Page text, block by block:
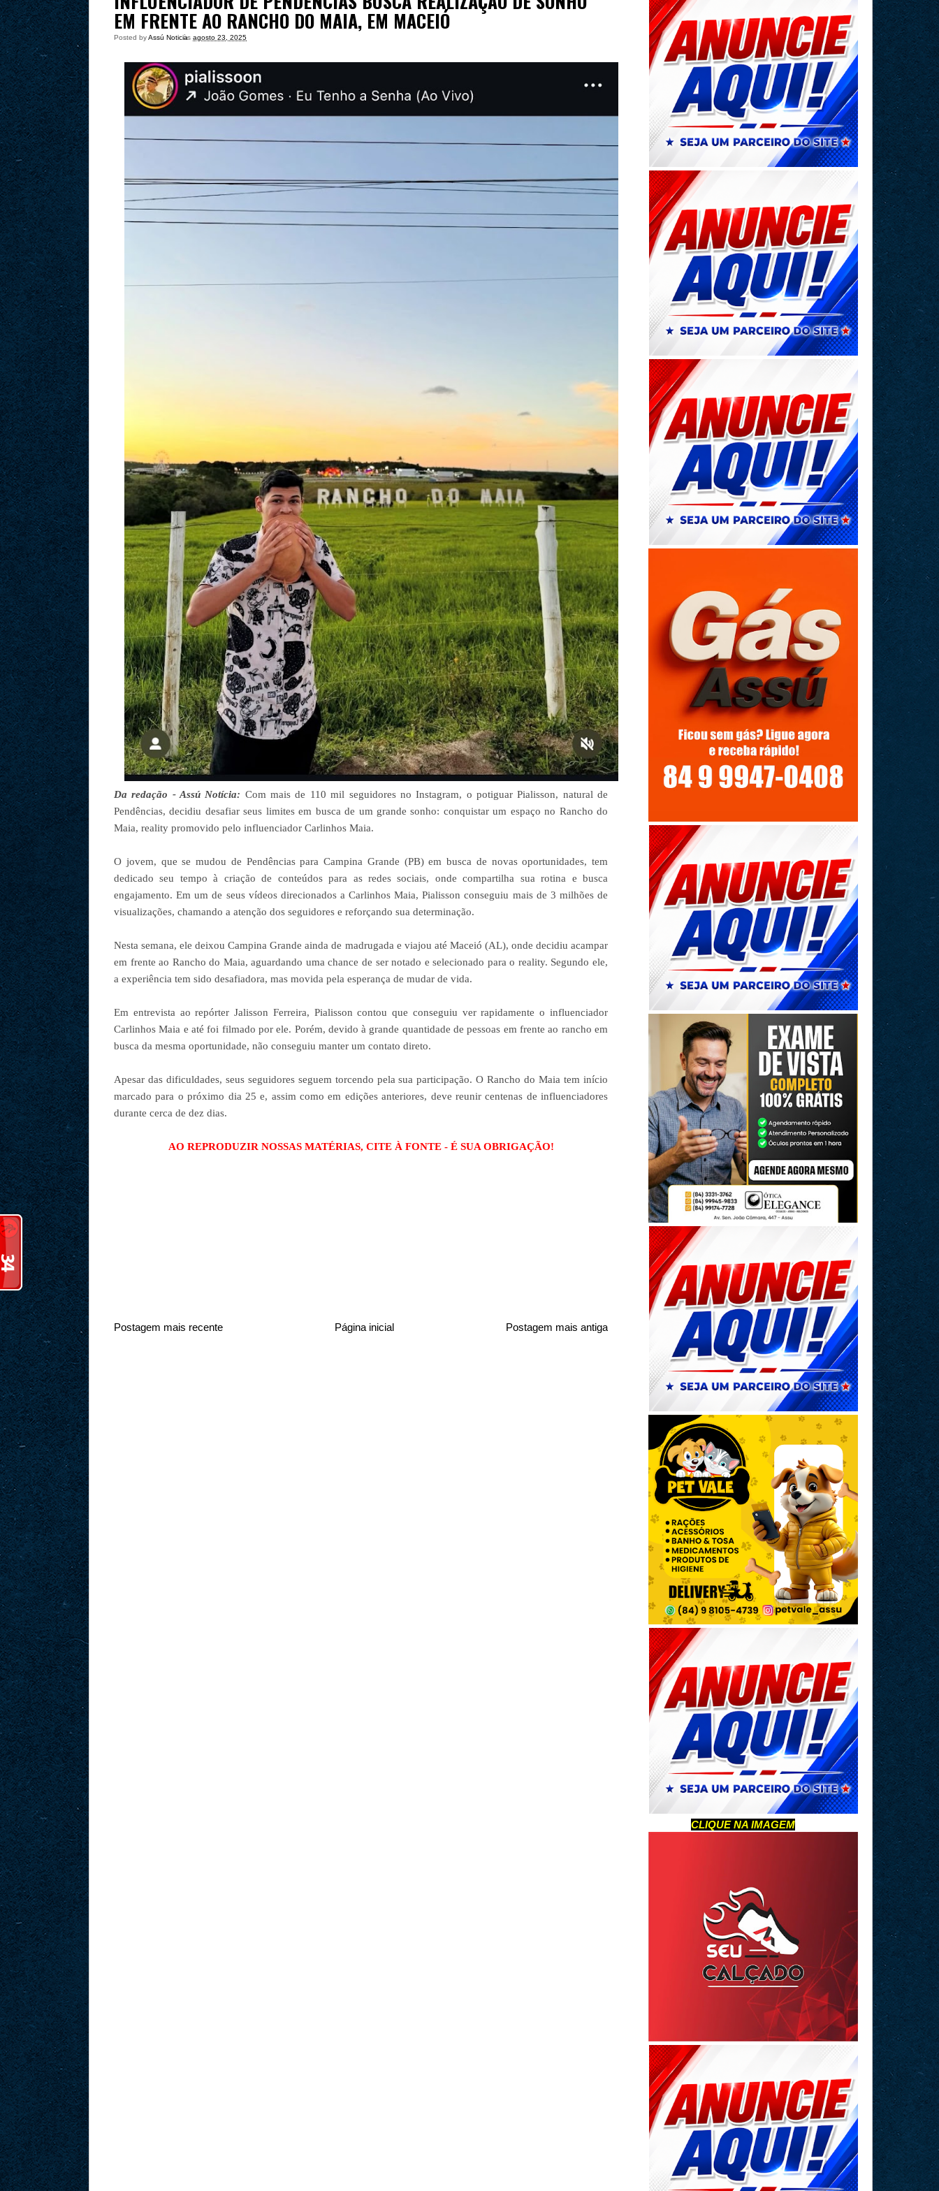
EM FRENTE AO RANCHO DO MAIA, EM MACEIÓ
Posted byAssú Noticia
às agosto 23, 2025
Da redação - Assú Notícia: Com mais de 110 mil seguidores no Instagram, o potiguar Pialisson, natural de
Pendências, decidiu desafiar seus limites em busca de um grande sonho: conquistar um espaço no Rancho do
Maia, reality promovido pelo influenciador Carlinhos Maia.
O jovem, que se mudou de Pendências para Campina Grande (PB) em busca de novas oportunidades, tem
dedicado seu tempo à criação de conteúdos para as redes sociais, onde compartilha sua rotina e busca
engajamento. Em um de seus vídeos direcionados a Carlinhos Maia, Pialisson conseguiu mais de 3 milhões de
visualizações, chamando a atenção dos seguidores e reforçando sua determinação.
Nesta semana, ele deixou Campina Grande ainda de madrugada e viajou até Maceió (AL), onde decidiu acampar
em frente ao Rancho do Maia, aguardando uma chance de ser notado e selecionado para o reality. Segundo ele,
a experiência tem sido desafiadora, mas movida pela esperança de mudar de vida.
Em entrevista ao repórter Jalisson Ferreira, Pialisson contou que conseguiu ver rapidamente o influenciador
Carlinhos Maia e até foi filmado por ele. Porém, devido à grande quantidade de pessoas em frente ao rancho em
busca da mesma oportunidade, não conseguiu manter um contato direto.
Apesar das dificuldades, seus seguidores seguem torcendo pela sua participação. O Rancho do Maia tem início
marcado para o próximo dia 25 e, assim como em edições anteriores, deve reunir centenas de influenciadores
durante cerca de dez dias.
AO REPRODUZIR NOSSAS MATÉRIAS, CITE À FONTE - É SUA OBRIGAÇÃO!
Postagem mais recente Postagem mais antiga
Página inicial
CLIQUE NA IMAGEM